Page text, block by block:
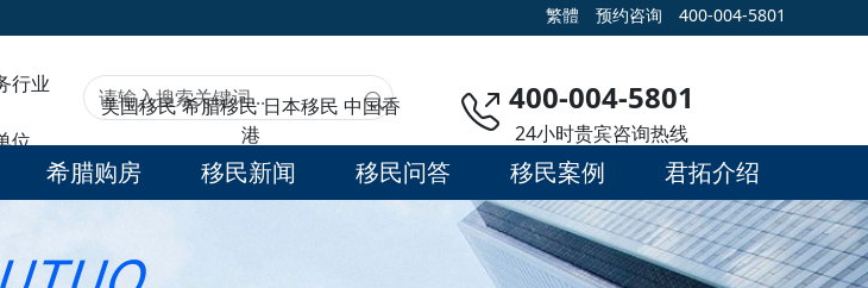
繁體 预约咨询 400-004-5801
行业
位
美国移民希腊移民日本移民 中国香
港
400-004-5801
24小时贵宾咨询热线
希腊购房 移民新闻 移民问答 移民案例 君拓介绍